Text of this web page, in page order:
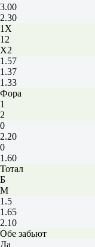
3.00
2.30
1X
12
X2
1.57
1.37
1.33
Фора
1
2
0
2.20
0
1.60
Тотал
Б
М
1.5
1.65
2.10
Обе забьют
Да